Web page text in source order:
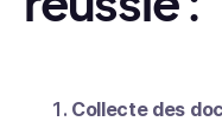
Collecte des